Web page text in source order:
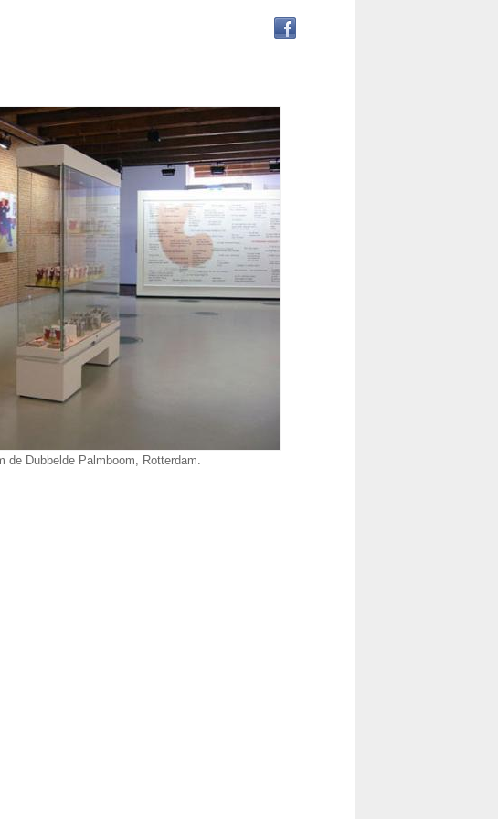
de Dubbelde Palmboom, Rotterdam.